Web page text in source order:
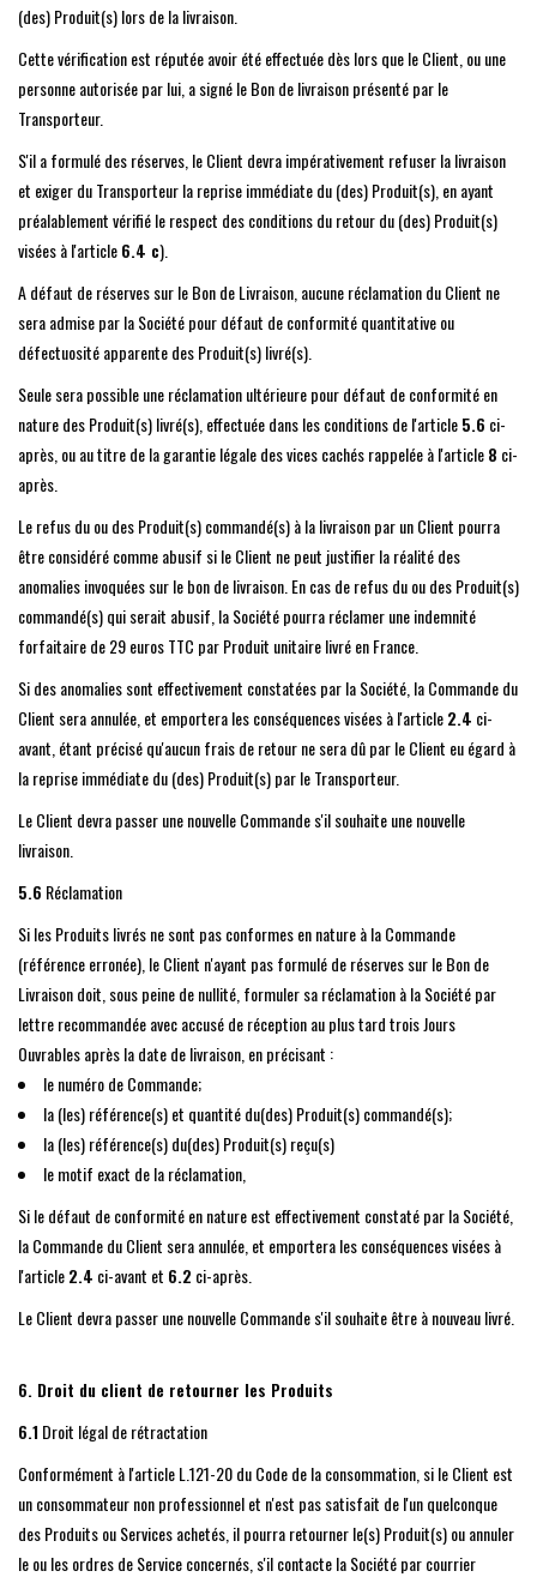
(des) Produit(s) lors de la livraison.
Cette vérification est réputée avoir été effectuée dès lors que le Client, ou une
personne autorisée par lui, a signé le Bon de livraison présenté par le
Transporteur.
S'il a formulé des réserves, le Client devra impérativement refuser la livraison
et exiger du Transporteur la reprise immédiate du (des) Produit(s), en ayant
préalablement vérifié le respect des conditions du retour du (des) Produit(s)
visées à l'article6.4 c).
A défaut de réserves sur le Bon de Livraison, aucune réclamation du Client ne
sera admise par la Société pour défaut de conformité quantitative ou
défectuosité apparente des Produit(s) livré(s).
Seule sera possible une réclamation ultérieure pour défaut de conformité en
nature des Produit(s) livré(s), effectuée dans les conditions de l'article5.6 ci-
après, ou au titre de la garantie légale des vices cachés rappelée à l'article8 ci-
après.
Le refus du ou des Produit(s) commandé(s) à la livraison par un Client pourra
être considéré comme abusif si le Client ne peut justifier la réalité des
anomalies invoquées sur le bon de livraison. En cas de refus du ou des Produit(s)
commandé(s) qui serait abusif, la Société pourra réclamer une indemnité
forfaitaire de 29 euros TTC par Produit unitaire livré en France.
Si des anomalies sont effectivement constatées par la Société, la Commande du
Client sera annulée, et emportera les conséquences visées à l'article2.4 ci-
avant, étant précisé qu'aucun frais de retour ne sera dû par le Client eu égard à
la reprise immédiate du (des) Produit(s) par le Transporteur.
Le Client devra passer une nouvelle Commande s'il souhaite une nouvelle
livraison.
5.6 Réclamation
Si les Produits livrés ne sont pas conformes en nature à la Commande
(référence erronée), le Client n'ayant pas formulé de réserves sur le Bon de
Livraison doit, sous peine de nullité, formuler sa réclamation à la Société par
lettre recommandée avec accusé de réception au plus tard trois Jours
Ouvrables après la date de livraison, en précisant :
le numéro de Commande;
la (les) référence(s) et quantité du(des) Produit(s) commandé(s);
la (les) référence(s) du(des) Produit(s) reçu(s)
le motif exact de la réclamation,
Si le défaut de conformité en nature est effectivement constaté par la Société,
la Commande du Client sera annulée, et emportera les conséquences visées à
l'article2.4 ci-avant et 6.2 ci-après.
Le Client devra passer une nouvelle Commande s'il souhaite être à nouveau livré.
6. Droit du client de retourner les Produits
6.1Droit légal de rétractation
Conformément à l'article L.121-20 du Code de la consommation, si le Client est
un consommateur non professionnel et n'est pas satisfait de l'un quelconque
des Produits ou Services achetés, il pourra retourner le(s) Produit(s) ou annuler
le ou les ordres de Service concernés, s'il contacte la Société par courrier